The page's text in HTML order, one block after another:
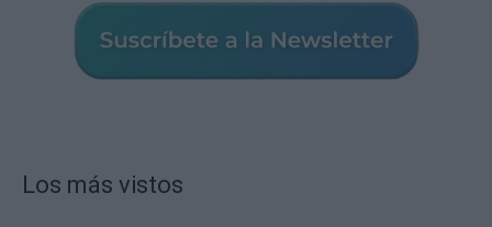
Los más vistos